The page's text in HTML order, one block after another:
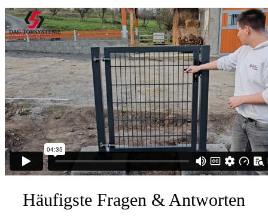
Häufigste Fragen & Antworten